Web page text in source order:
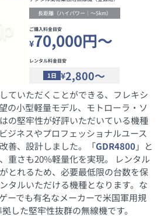
長距離（ハイパワー｜～5km）
ご購入料金目安
¥70,000円～
レンタル料金目安
1日 ¥2,800～
ていただくことができる、フレキシ
の小型軽量モデル、モトローラ・ソ
の堅牢性が好評いただいている機種
ジネスやプロフェッショナルユース
善、設計しました。「GDR4800」と
重さも20%軽量化を実現。 レンタル
とれるため、必要最低限の台数を保
タルいただける機種となります。な
ーでも有名なメーカーで米国軍用規
した堅牢性抜群の無線機です。